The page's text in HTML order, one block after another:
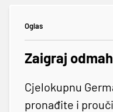
Oglas
Zaigraj
Cjelokupnu
pronađite i